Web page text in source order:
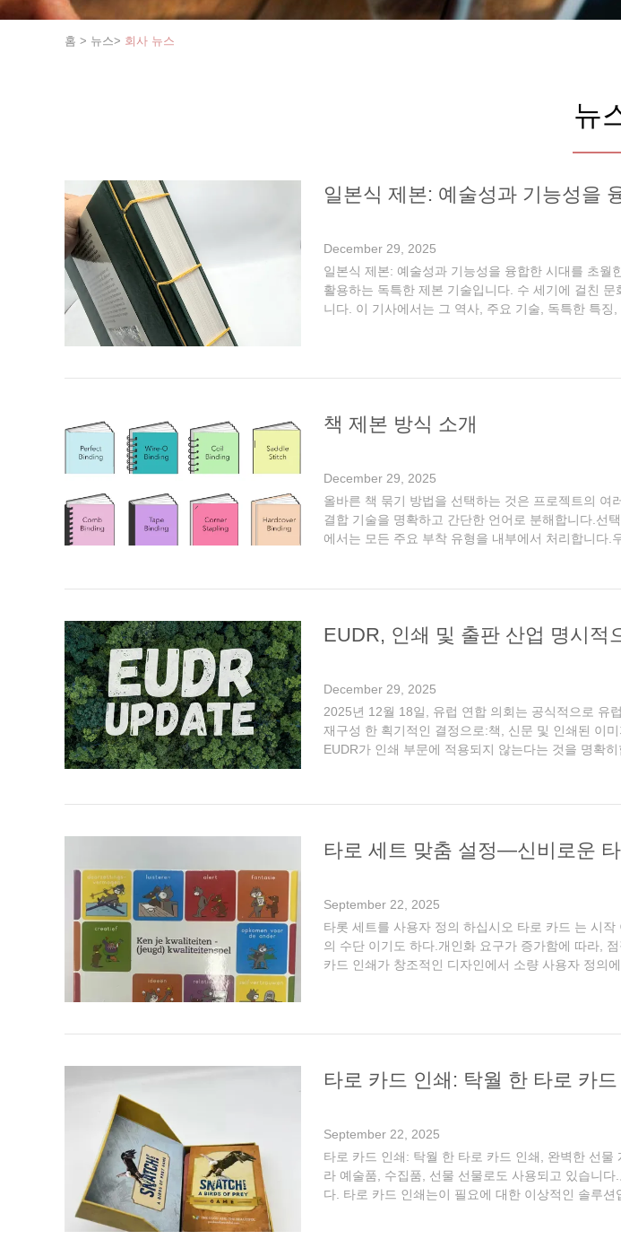
홈 > 뉴스> 회사 뉴스
뉴
일본식 제본: 예술성과 기능성을
December 29, 2025
일본식 제본: 예술성과 기능성을 융합한 시대를 초월
활용하는 독특한 제본 기술입니다. 수 세기에 걸친
니다. 이 기사에서는 그 역사, 주요 기술, 독특한 특
책 제본 방식 소개
December 29, 2025
올바른 책 묶기 방법을 선택하는 것은 프로젝트의
결합 기술을 명확하고 간단한 언어로 분해합니다.선
에서는 모든 주요 부착 유형을 내부에서 처리합니다
EUDR, 인쇄 및 출판 산업 명시적
December 29, 2025
2025년 12월 18일, 유럽 연합 의회는 공식적으로 유
재구성 한 획기적인 결정으로:책, 신문 및 인쇄된 이
EUDR가 인쇄 부문에 적용되지 않는다는 것을 명확
타로 세트 맞춤 설정—신비로운
September 22, 2025
타롯 세트를 사용자 정의 하십시오 타로 카드 는 시
의 수단 이기도 하다.개인화 요구가 증가함에 따라,
카드 인쇄가 창조적인 디자인에서 소량 사용자 정의
타로 카드 인쇄: 탁월 한 타로 카
September 22, 2025
타로 카드 인쇄: 탁월 한 타로 카드 인쇄, 완벽한 선
라 예술품, 수집품, 선물 선물로도 사용되고 있습니
다. 타로 카드 인쇄는이 필요에 대한 이상적인 솔루